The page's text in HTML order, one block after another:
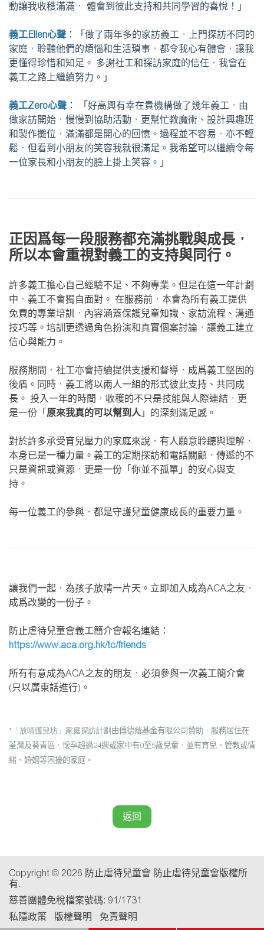
動讓我收穫滿滿， 體會到彼此支持和共同學習的喜悅！
」
義工Ellen心聲 ：「 做了兩年多的家訪義工，上門探訪不同的
家庭，聆聽他們的煩惱和生活瑣事，都令我心有體會，讓我
更懂得珍惜和知足。 多謝社工和探訪家庭的信任，我會在
義工之路上繼續努力。 」
義工Zero心聲 ： 「 好高興有幸在貴機構做了幾年義工，由
做家訪開始，慢慢到協助活動，更幫忙教魔術、設計興趣班
和製作攤位，滿滿都是開心的回憶。過程並不容易，亦不輕
鬆，但看到小朋友的笑容我就很滿足。我希望可以繼續令每
一位家長和小朋友的臉上掛上笑容。 」
正因爲每一段服務都充滿挑戰與成長，
所以本會重視對義工的支持與同行。
許多義工擔心自己經驗不足、不夠專業。但是在這一年計劃
中，義工不會獨自面對。 在服務前，本會為所有義工提供
免費的專業培訓，內容涵蓋保護兒童知識、家訪流程、溝通
技巧等。培訓更透過角色扮演和真實個案討論，讓義工建立
信心與能力。
服務期間，社工亦會持續提供支援和督導，成爲義工堅固的
後盾。同時，義工將以兩人一組的形式彼此支持、共同成
長。 投入一年的時間，收穫的不只是技能與人際連結，更
是一份「 原來我真的可以幫到人 」的深刻滿足感。
對於許多承受育兒壓力的家庭來說，有人願意聆聽與理解，
本身已是一種力量。義工的定期探訪和電話關顧，傳遞的不
只是資訊或資源，更是一份「你並不孤單」的安心與支
持。
每一位義工的參與，都是守護兒童健康成長的重要力量。
讓我們一起，為孩子放晴一片天。立即加入成為ACA之友，
成爲改變的一份子。
防止虐待兒童會義工簡介會報名連結：
https://www.aca.org.hk/tc/friends
所有有意成為ACA之友的朋友，必須參與一次義工簡介會
(只以廣東話進行)。
*「放晴護兒坊」家庭探訪計劃 由傅德蔭基金有限公司贊助，服務居住在
荃灣及葵青區，懷孕超過24週或家中有0至5歲兒童，並有育兒、管教或情
緒、婚姻等困擾的家庭。
返回
Copyright © 2026 防止虐待兒童會 防止虐待兒童會版權所
有.
慈善團體免稅檔案號碼: 91/1731
私隱政策
版權聲明 免責聲明